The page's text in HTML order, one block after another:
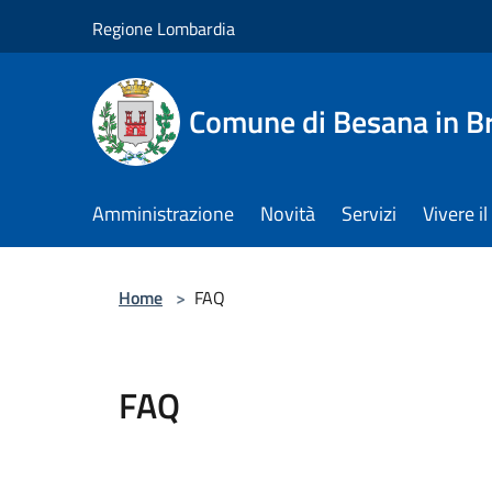
Regione Lombardia
Comune di Besana in
Amministrazione Novità Servizi Vivere
Home > FAQ
FAQ